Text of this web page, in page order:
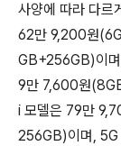
사양에 따라 다르
62만 9,200원
GB+256GB)이
9만 7,600원
i 모델은 79만
256GB)이며,